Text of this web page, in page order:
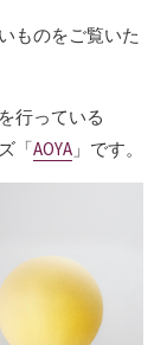
ものをご覧いた
行っている
「AOYA 」です。